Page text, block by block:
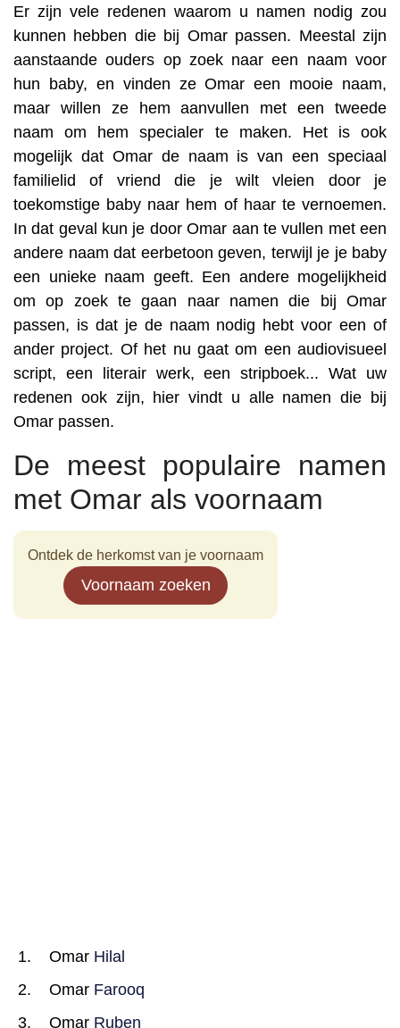
Er zijn vele redenen waarom u namen nodig zou
kunnen hebben die bij Omar passen. Meestal zijn
aanstaande ouders op zoek naar een naam voor
hun baby, en vinden ze Omar een mooie naam,
maar willen ze hem aanvullen met een tweede
naam om hem specialer te maken. Het is ook
mogelijk dat Omar de naam is van een speciaal
familielid of vriend die je wilt vleien door je
toekomstige baby naar hem of haar te vernoemen.
In dat geval kun je door Omar aan te vullen met een
andere naam dat eerbetoon geven, terwijl je je baby
een unieke naam geeft. Een andere mogelijkheid
om op zoek te gaan naar namen die bij Omar
passen, is dat je de naam nodig hebt voor een of
ander project. Of het nu gaat om een audiovisueel
script, een literair werk, een stripboek... Wat uw
redenen ook zijn, hier vindt u alle namen die bij
Omar passen.
De meest populaire namen
met Omar als voornaam
Ontdek de herkomst van je voornaam
Voornaam zoeken
Omar Hilal
Omar Farooq
Omar Ruben